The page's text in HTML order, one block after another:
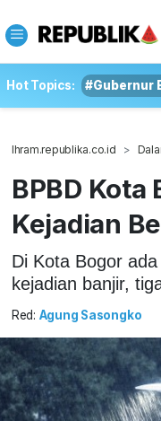
Hot Topics: #Gubernur
Ihram.republika.co.id
BPBD Kota
Kejadian
Di Kota Bogor
kejadian banjir,
Red: Agung Sasongko